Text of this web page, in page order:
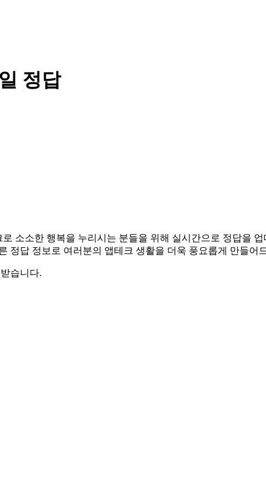
정답
소소한 행복을 누리시는 분들을 위해 실시간으로 정답을
정답 정보로 여러분의 앱테크 생활을 더욱 풍요롭게 만들어
습니다.